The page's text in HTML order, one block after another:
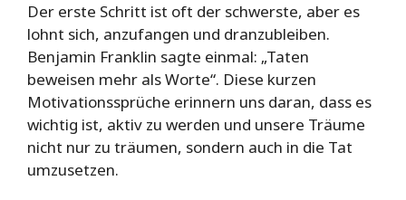
Der erste Schritt ist oft der schwerste, aber es
lohnt sich, anzufangen und dranzubleiben.
Benjamin Franklin sagte einmal: „Taten
beweisen mehr als Worte“. Diese kurzen
Motivationssprüche erinnern uns daran, dass es
wichtig ist, aktiv zu werden und unsere Träume
nicht nur zu träumen, sondern auch in die Tat
umzusetzen.